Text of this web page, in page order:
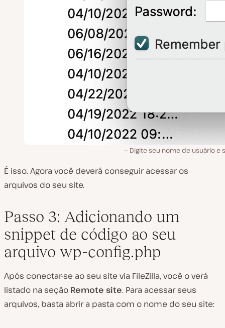
Digite seu nome de usuário e
É isso. Agora você deverá conseguir acessar os
arquivos do seu site.
Passo 3: Adicionando um
snippet de código ao seu
arquivo wp-config.php
Após conectar-se ao seu site via FileZilla, você o verá
listado na seção Remote site. Para acessar seus
arquivos, basta abrir a pasta com o nome do seu site: